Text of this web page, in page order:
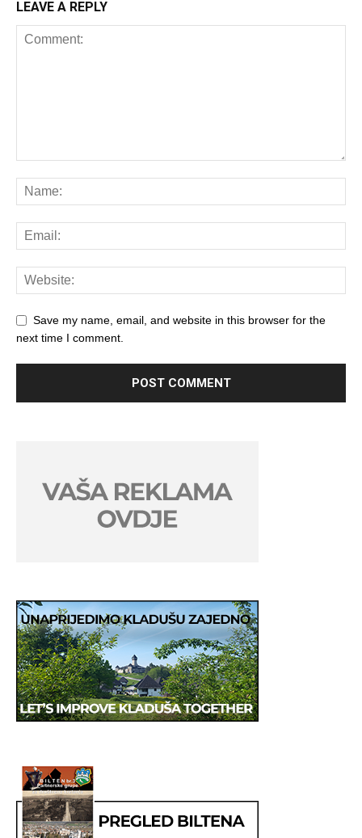
LEAVE A REPLY
Save my name, email, and website in this browser for the
next time I comment.